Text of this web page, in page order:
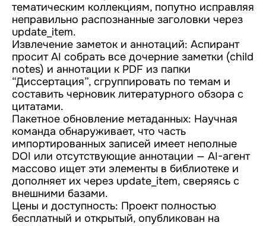
тематическим коллекциям, попутно исправляя
неправильно распознанные заголовки через
update_item.
Извлечение заметок и аннотаций: Аспирант
просит AI собрать все дочерние заметки (child
notes) и аннотации к PDF из папки
“Диссертация”, сгруппировать по темам и
составить черновик литературного обзора с
цитатами.
Пакетное обновление метаданных: Научная
команда обнаруживает, что часть
импортированных записей имеет неполные
DOI или отсутствующие аннотации — AI-агент
массово ищет эти элементы в библиотеке и
дополняет их через update_item, сверяясь с
внешними базами.
Цены и доступность: Проект полностью
бесплатный и открытый, опубликован на